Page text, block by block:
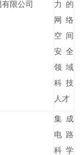
有限公司
力的
网络
空间
安全
领域
科技
人才
集成
电路
科学